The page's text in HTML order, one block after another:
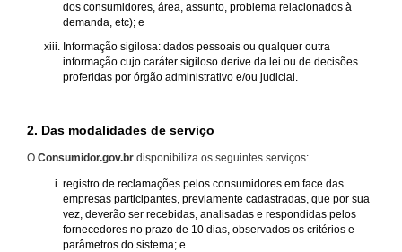
dos consumidores, área, assunto, problema relacionados à
demanda, etc); e
Informação sigilosa: dados pessoais ou qualquer outra
informação cujo caráter sigiloso derive da lei ou de decisões
proferidas por órgão administrativo e/ou judicial.
2. Das modalidades de serviço
O Consumidor.gov.br disponibiliza os seguintes serviços:
registro de reclamações pelos consumidores em face das
empresas participantes, previamente cadastradas, que por sua
vez, deverão ser recebidas, analisadas e respondidas pelos
fornecedores no prazo de 10 dias, observados os critérios e
parâmetros do sistema; e